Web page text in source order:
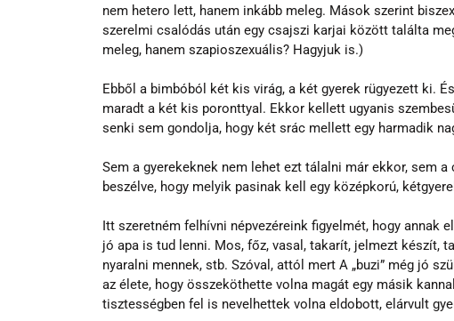
nem hetero lett, hanem inkább meleg. Mások szerint
szerelmi csalódás után egy csajszi karjai között találta
meleg, hanem szapioszexuális? Hagyjuk is.)
Ebből a bimbóból két kis virág, a két gyerek rügyezett ki.
maradt a két kis poronttyal. Ekkor kellett ugyanis
senki sem gondolja, hogy két srác mellett egy harmadik
Sem a gyerekeknek nem lehet ezt tálalni már ekkor, sem
beszélve, hogy melyik pasinak kell egy középkorú,
Itt szeretném felhívni népvezéreink figyelmét, hogy annak
jó apa is tud lenni. Mos, főz, vasal, takarít, jelmezt készít,
nyaralni mennek, stb. Szóval, attól mert A „buzi” még jó
az élete, hogy összeköthette volna magát egy másik
tisztességben fel is nevelhettek volna eldobott, elárvult